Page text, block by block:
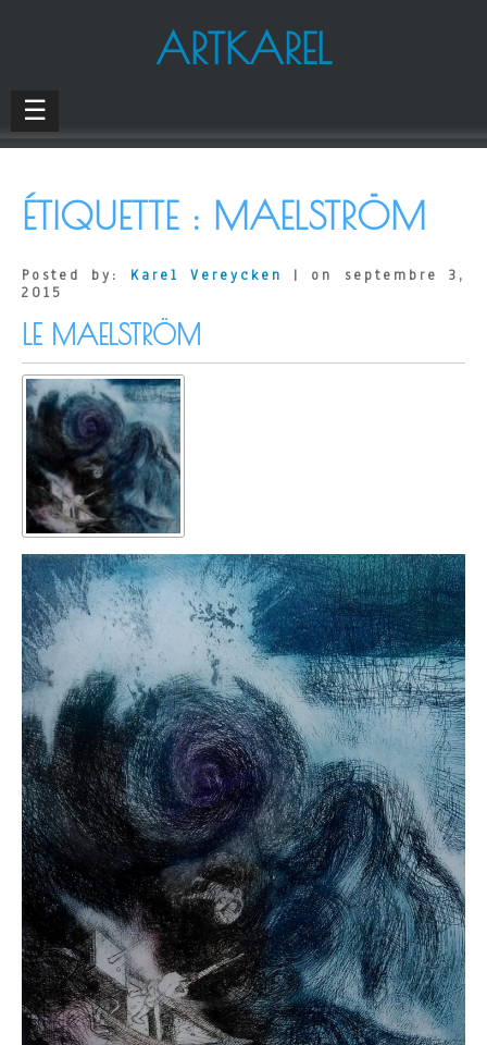
ARTKAREL
☰
ÉTIQUETTE : MAELSTRÖM
Posted by: Karel Vereycken
| on septembre 3,
2015
LE MAELSTRÖM